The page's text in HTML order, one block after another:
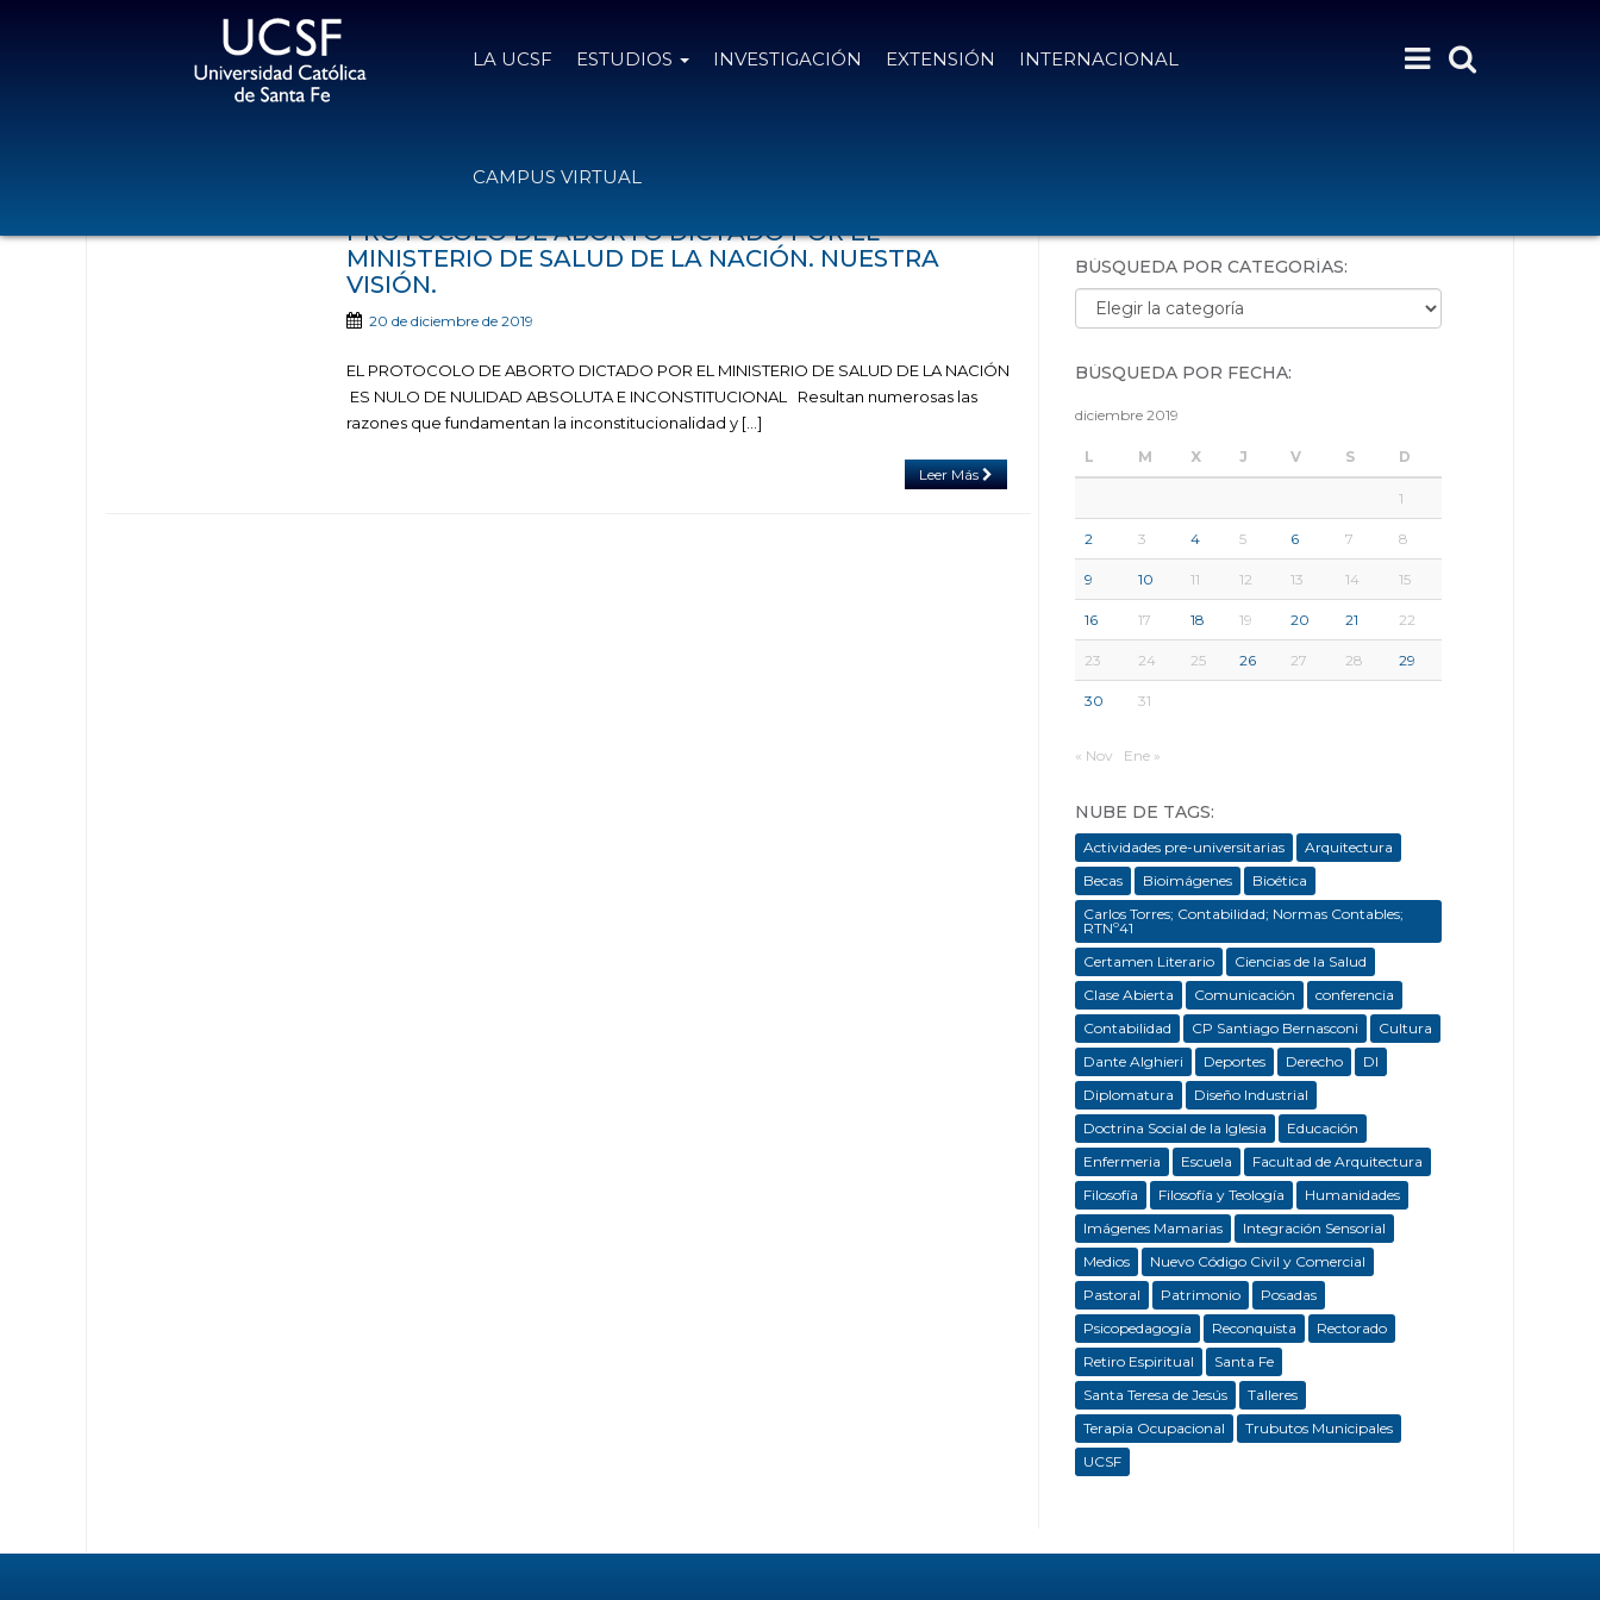
LA UCSF ESTUDIOS INVESTIGACIÓN EXTENSIÓN INTERNACIONAL
CAMPUS VIRTUAL
PROTOCOLO DE ABORTO DICTADO POR EL
MINISTERIO DE SALUD DE LA NACIÓN. NUESTRA
VISIÓN.
20 de diciembre de 2019
EL PROTOCOLO DE ABORTO DICTADO POR EL MINISTERIO DE SALUD DE LA NACIÓN
ES NULO DE NULIDAD ABSOLUTA E INCONSTITUCIONAL Resultan numerosas las
razones que fundamentan la inconstitucionalidad y […]
Leer Más
BÚSQUEDA POR CATEGORÍAS:
Búsqueda por categorías:
BÚSQUEDA POR FECHA:
diciembre 2019
L M X J V S D
1
2 3 4 5 6 7 8
9 10 11 12 13 14 15
16 17 18 19 20 21 22
23 24 25 26 27 28 29
30 31
« Nov Ene »
NUBE DE TAGS:
Actividades pre-universitarias
Arquitectura
Becas
Bioimágenes
Bioética
Carlos Torres; Contabilidad; Normas Contables;
RTNº41
Certamen Literario
Ciencias de la Salud
Clase Abierta
Comunicación
conferencia
Contabilidad
CP Santiago Bernasconi
Cultura
Dante Alghieri
Deportes Derecho
DI
Diplomatura
Diseño Industrial
Doctrina Social de la Iglesia
Educación
Enfermeria
Escuela
Facultad de Arquitectura
Filosofía
Filosofía y Teología
Humanidades
Imágenes Mamarias
Integración Sensorial
Medios
Nuevo Código Civil y Comercial
Pastoral
Patrimonio
Posadas
Psicopedagogía
Reconquista
Rectorado
Retiro Espiritual
Santa Fe
Santa Teresa de Jesús
Talleres
Terapia Ocupacional
Trubutos Municipales
UCSF